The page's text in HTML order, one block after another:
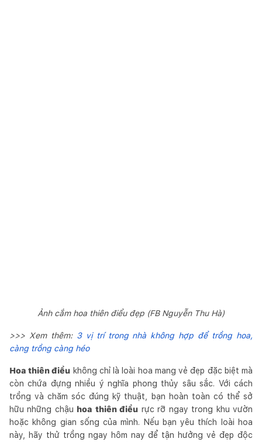
Ảnh cắm hoa thiên điểu đẹp (FB Nguyễn Thu Hà)
>>> Xem thêm: 3 vị trí trong nhà không hợp để trồng hoa,
càng trồng càng héo
Hoa thiên điểu không chỉ là loài hoa mang vẻ đẹp đặc biệt mà
còn chứa đựng nhiều ý nghĩa phong thủy sâu sắc. Với cách
trồng và chăm sóc đúng kỹ thuật, bạn hoàn toàn có thể sở
hữu những chậu hoa thiên điểu rực rỡ ngay trong khu vườn
hoặc không gian sống của mình. Nếu bạn yêu thích loài hoa
này, hãy thử trồng ngay hôm nay để tận hưởng vẻ đẹp độc